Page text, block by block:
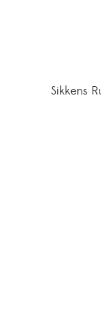
Sikkens